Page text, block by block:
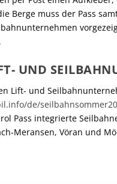
Berge muss der Pass
UND
Lift- und
de/
Pass integrierte
Meransen, Vöran und